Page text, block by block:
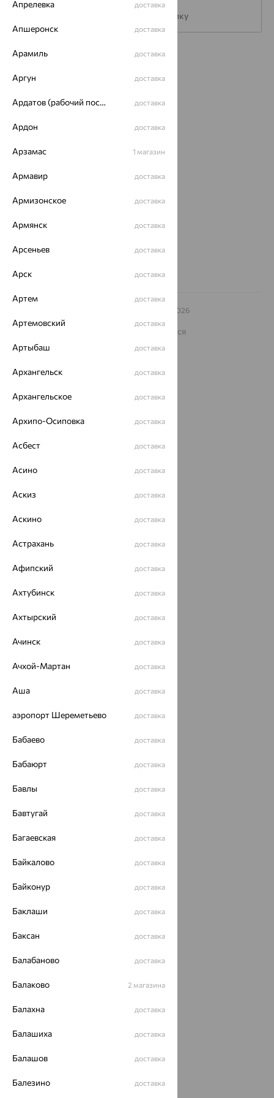
Подписаться на рассылку
Каталог
Акции
Магазины
Покупателям
О нас
Магазины и доставка
еще 3
8 (800) 250-02-30
– 2026
Архив акций
Архив изделий
На информационном ресурсе применяются
Политика конфеденциальности
Апрелевка доставка
Апшеронск доставка
Арамиль доставка
Аргун доставка
Ардатов (рабочий поселок) доставка
Ардон доставка
Арзамас 1 магазин
Армавир доставка
Армизонское доставка
Армянск доставка
Арсеньев доставка
Арск доставка
Артем доставка
Артемовский доставка
Артыбаш доставка
Архангельск доставка
Архангельское доставка
Архипо-Осиповка доставка
Асбест доставка
Асино доставка
Аскиз доставка
Аскино доставка
Астрахань доставка
Афипский доставка
Ахтубинск доставка
Ахтырский доставка
Ачинск доставка
Ачхой-Мартан доставка
Аша доставка
аэропорт Шереметьево доставка
Бабаево доставка
Бабаюрт доставка
Бавлы доставка
Бавтугай доставка
Багаевская доставка
Байкалово доставка
Байконур доставка
Баклаши доставка
Баксан доставка
Балабаново доставка
Балаково 2 магазина
Балахна доставка
Балашиха доставка
Балашов доставка
Балезино доставка